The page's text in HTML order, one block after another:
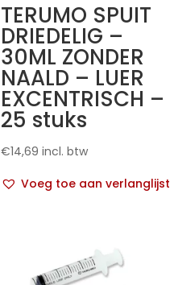
TERUMO SPUIT
DRIEDELIG –
30ML ZONDER
NAALD – LUER
EXCENTRISCH –
25 stuks
€14,69 incl. btw
Voeg toe aan verlanglijst